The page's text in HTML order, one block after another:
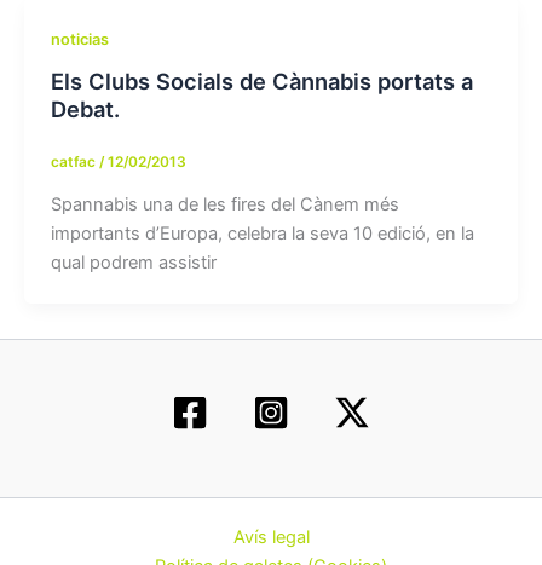
noticias
Els Clubs Socials de Cànnabis portats a
Debat.
catfac /12/02/2013
Spannabis una de les fires del Cànem més
importants d’Europa, celebra la seva 10 edició, en la
qual podrem assistir
Avís legal